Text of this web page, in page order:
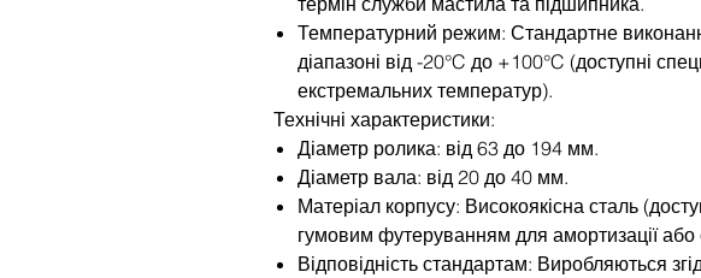
Температурний режим: Стандартне
діапазоні від -20°C до +100°C (доступні
екстремальних температур).
Технічні характеристики:
Діаметр ролика: від 63 до 194 мм.
Діаметр вала: від 20 до 40 мм.
Матеріал корпусу: Високоякісна сталь
гумовим футеруванням для амортизації
Відповідність стандартам: Виробляються